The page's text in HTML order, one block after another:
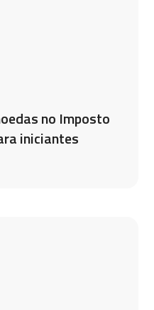
no Imposto
iniciantes